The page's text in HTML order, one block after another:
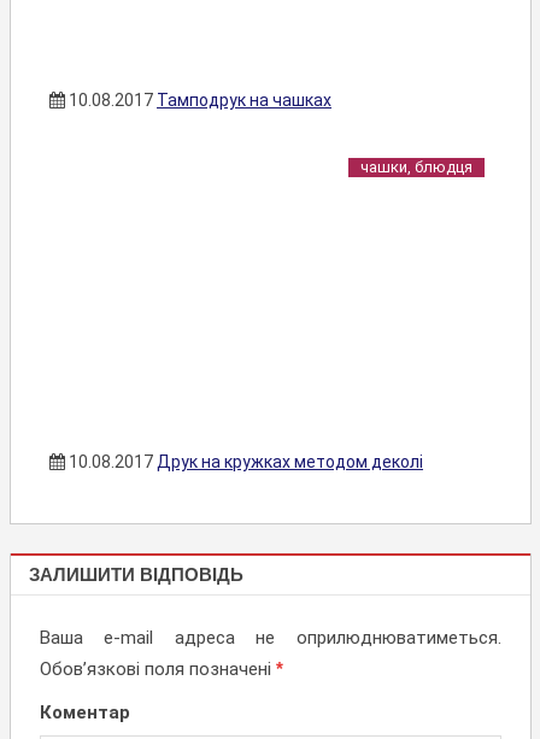
10.08.2017 Тамподрук на чашках
чашки, блюдця
10.08.2017Друк на кружках методом деколі
ЧАШКИ,
БЛЮДЦЯ
ЗАЛИШИТИ ВІДПОВІДЬ
Ваша e-mail адреса не оприлюднюватиметься.
Обов’язкові поля позначені *
Коментар